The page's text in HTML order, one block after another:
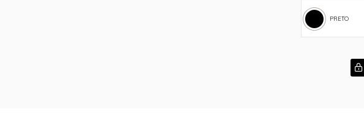
PRETO